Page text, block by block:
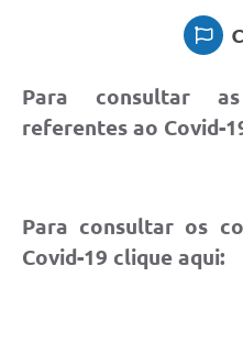
Para consultar
referentes ao Covid-
Para consultar os
Covid-19 clique aqui: